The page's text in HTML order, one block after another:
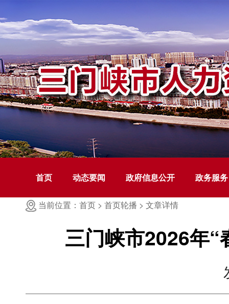
首页 动态要闻 政府信息公开 政务服务
当前位置：首页 > 首页轮播 > 文章详情
三门峡市2026年